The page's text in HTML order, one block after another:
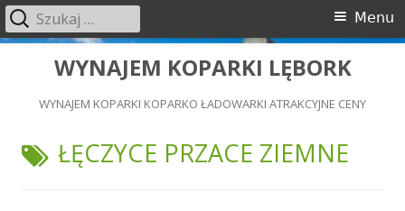
PrzeskoczWYNAJEM KOPARKI LĘBORK
WYNAJEM KOPARKI KOPARKO ŁADOWARKI ATRAKCYJNE CENY
Menu
główne
Menu
Szukaj:
TAGI:
ŁĘCZYCE PRZACE ZIEMNE